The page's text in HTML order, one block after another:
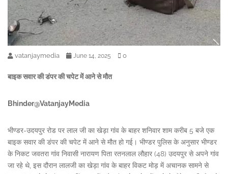
vatanjaymedia June 14, 2025 0
बाइक सवार की डंपर की चपेट में आने से मौत
Bhinder@VatanjayMedia
भीण्डर-उदयपुर रोड पर लाल जी का खेड़ा गांव के बाहर शनिवार शाम करीब 5 बजे एक
बाइक सवार की डंपर की चपेट में आने से मौत हो गई। भीण्डर पुलिस के अनुसार भीण्डर
के निकट जवतरा गांव निवासी नारायण पिता रतनलाल लौहार (48) उदयपुर से अपने गांव
जा रहे थे, इस दौरान लालजी का खेड़ा गांव के बाहर विकट मोड़ में अचानक सामने से